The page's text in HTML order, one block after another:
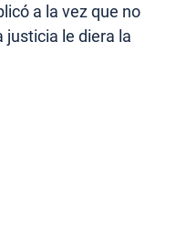
a la vez que no
justicia le diera la